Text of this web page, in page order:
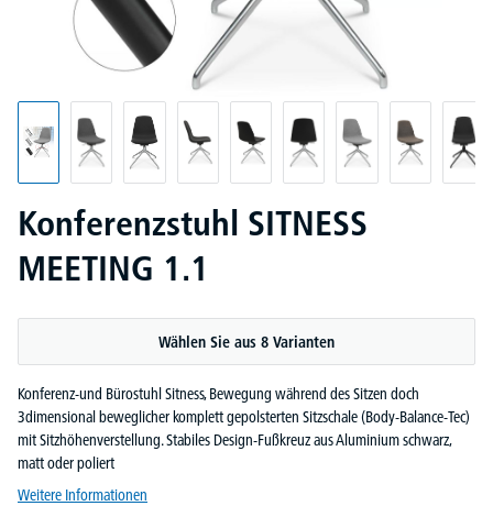
Konferenzstuhl SITNESS
MEETING 1.1
Wählen Sie aus 8 Varianten
Konferenz-und Bürostuhl Sitness, Bewegung während des Sitzen doch
3dimensional beweglicher komplett gepolsterten Sitzschale (Body-Balance-Tec)
mit Sitzhöhenverstellung. Stabiles Design-Fußkreuz aus Aluminium schwarz,
matt oder poliert
Weitere Informationen